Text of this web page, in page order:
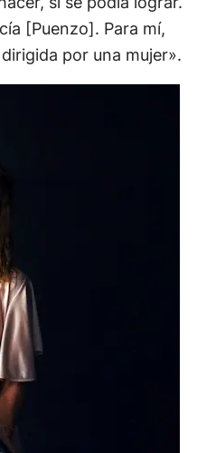
[Puenzo]. Para mí,
por una mujer».